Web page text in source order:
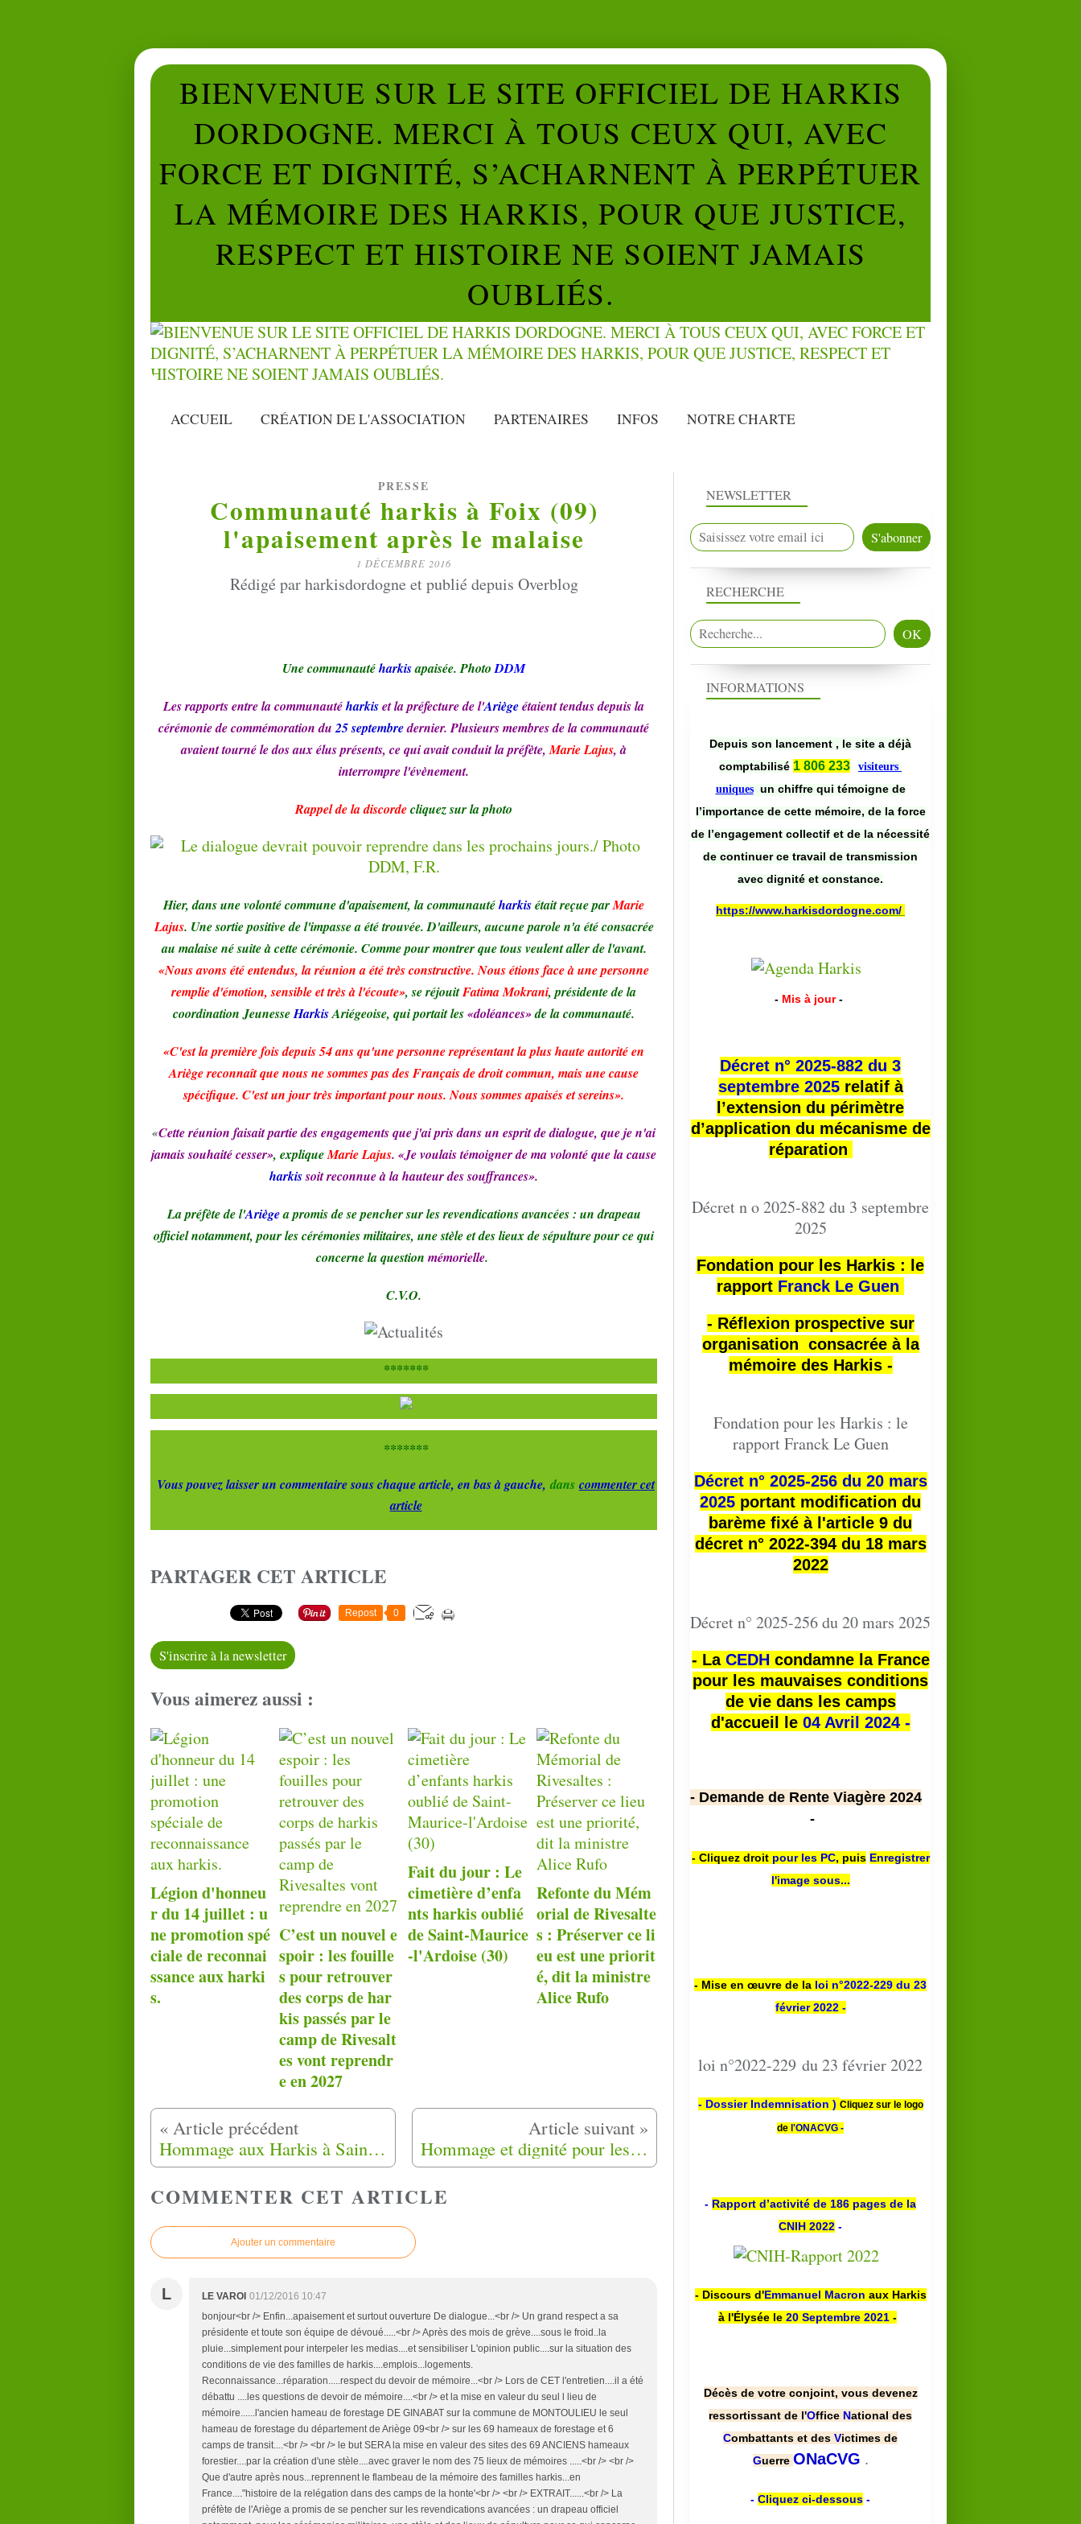
BIENVENUE SUR LE SITE OFFICIEL DE HARKIS
DORDOGNE. MERCI À TOUS CEUX QUI, AVEC
FORCE ET DIGNITÉ, S’ACHARNENT À PERPÉTUER
LA MÉMOIRE DES HARKIS, POUR QUE JUSTICE,
RESPECT ET HISTOIRE NE SOIENT JAMAIS
OUBLIÉS.
ACCUEIL CRÉATION DE L'ASSOCIATION PARTENAIRES INFOS NOTRE CHARTE
PRESSE
Communauté harkis à Foix (09)
l'apaisement après le malaise
1 DÉCEMBRE 2016
Rédigé par harkisdordogne et publié depuis Overblog
Une communautéharkisapaisée. PhotoDDM
Les rapports entre la communautéharkiset la préfecture de l'Ariègeétaient tendus depuis la
cérémonie de commémoration du25 septembredernier. Plusieurs membres de la communauté
avaient tourné le dos aux élus présents, ce qui avait conduit la préfète,Marie Lajus, à
interrompre l'évènement.
Rappel de la discordecliquez sur la photo
Hier, dans une volonté commune d'apaisement, la communautéharkisétait reçue parMarie
Lajus. Une sortie positive de l'impasse a été trouvée. D'ailleurs, aucune parole n'a été consacrée
au malaise né suite à cette cérémonie. Comme pour montrer que tous veulent aller de l'avant.
«Nous avons été entendus, la réunion a été très constructive. Nous étions face à une personne
remplie d'émotion, sensible et très à l'écoute», se réjouitFatima Mokrani, présidente de la
coordination JeunesseHarkisAriégeoise, qui portait les«doléances»de la communauté.
«C'est la première fois depuis 54 ans qu'une personne représentant la plus haute autorité en
Ariège reconnaît que nous ne sommes pas des Français de droit commun, mais une cause
spécifique. C'est un jour très important pour nous. Nous sommes apaisés et sereins».
«Cette réunion faisait partie des engagements que j'ai pris dans un esprit de dialogue, que je n'ai
jamais souhaité cesser», expliqueMarie Lajus. «Je voulais témoigner de ma volonté que la cause
harkissoit reconnue à la hauteur des souffrances».
La préfète de l'Ariègea promis de se pencher sur les revendications avancées : un drapeau
officiel notamment, pour les cérémonies militaires, une stèle et des lieux de sépulture pour ce qui
concerne la question mémorielle.
C.V.O.
*******
*******
Vous pouvez laisser un commentaire sous chaque article, en bas à gauche, dans commenter cet
article
PARTAGER CET ARTICLE
Repost 0
S'inscrire à la newsletter
Vous aimerez aussi :
Légion d'honneu
r du 14 juillet : u
ne promotion spé
ciale de reconnai
ssance aux harki
s.
C’est un nouvel e
spoir : les fouille
s pour retrouver
des corps de har
kis passés par le
camp de Rivesalt
es vont reprendr
e en 2027
Fait du jour : Le
cimetière d’enfa
nts harkis oublié
de Saint-Maurice
-l'Ardoise (30)
Refonte du Mém
orial de Rivesalte
s : Préserver ce li
eu est une priorit
é, dit la ministre
Alice Rufo
Hommage aux Harkis à Saint-André-les-Alpes (04) Hommage et dignité pour les Harkis tombés pour la France à Condé-sur-l'escaut (59)
COMMENTER CET ARTICLE
Ajouter un commentaire
L LE VAROI 01/12/2016 10:47
bonjour<br /> Enfin...apaisement et surtout ouverture De dialogue...<br /> Un grand respect a sa
présidente et toute son équipe de dévoué.....<br /> Après des mois de grève....sous le froid..la
pluie...simplement pour interpeler les medias....et sensibiliser L'opinion public....sur la situation des
conditions de vie des familles de harkis....emplois...logements.
Reconnaissance...réparation.....respect du devoir de mémoire...<br /> Lors de CET l'entretien....il a été
débattu ....les questions de devoir de mémoire....<br /> et la mise en valeur du seul l lieu de
mémoire......l'ancien hameau de forestage DE GINABAT sur la commune de MONTOULIEU le seul
hameau de forestage du département de Ariège 09<br /> sur les 69 hameaux de forestage et 6
camps de transit....<br /> <br /> le but SERA la mise en valeur des sites des 69 ANCIENS hameaux
forestier....par la création d'une stèle....avec graver le nom des 75 lieux de mémoires .....<br /> <br />
Que d'autre après nous...reprennent le flambeau de la mémoire des familles harkis...en
France...."histoire de la relégation dans des camps de la honte'<br /> <br /> EXTRAIT......<br /> La
préfète de l'Ariège a promis de se pencher sur les revendications avancées : un drapeau officiel
NEWSLETTER
RECHERCHE
INFORMATIONS
Depuis son lancement , le site a déjà
comptabilisé 1 806 233
visiteurs
uniques un chiffre qui témoigne de
l’importance de cette mémoire, de la force
de l’engagement collectif et de la nécessité
de continuer ce travail de transmission
avec dignité et constance.
https://www.harkisdordogne.com/
- Mis à jour -
Décret n° 2025-882 du 3
septembre 2025relatif à
l’extension du périmètre
d’application du mécanisme de
réparation
Décret n o 2025-882 du 3 septembre
2025
Fondation pour les Harkis : le
rapport Franck Le Guen
- Réflexion prospective sur
organisation consacrée à la
mémoire des Harkis -
Fondation pour les Harkis : le
rapport Franck Le Guen
Décret n° 2025-256 du 20 mars
2025 portant modification du
barème fixé à l'article 9 du
décret n° 2022-394 du 18 mars
2022
Décret n° 2025-256 du 20 mars 2025
- La CEDHcondamne la France
pour les mauvaises conditions
de vie dans les camps
d'accueil le 04 Avril 2024 -
- Demande de Rente Viagère 2024
-
- Cliquez droit pour les PC, puis Enregistrer
l'image sous...
- Mise en œuvre de la loi n°2022-229 du 23
février 2022 -
loi n°2022-229 du 23 février 2022
- Dossier Indemnisation ) Cliquez sur le logo
de l'ONACVG -
- Rapport d’activité de 186 pages de la
CNIH 2022 -
- Discours d'Emmanuel Macron aux Harkis
à l'Élysée le 20 Septembre 2021 -
Décès de votre conjoint, vous devenez
ressortissant de l'Office National des
Combattants et des Victimes de
Guerre ONaCVG .
- Cliquez ci-dessous -